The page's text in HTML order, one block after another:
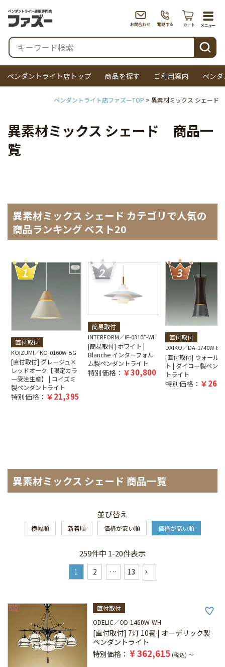
検索
ペンダントライト店トップ 商品を探す ご利用案内 ペン
ペンダントライト店ファズーTOP 異素材ミックス シェード
異素材ミックス シェード 商品一
覧
異素材ミックス シェード カテゴリで人気の
商品ランキング ベスト20
直付取付
KOIZUMI KO-0160W-BG
[直付取付] グレージュ×
レッドオーク【限定カラ
ー受注生産】 | コイズミ
製ペンダントライト
特別価格： 21,395
簡易取付
INTERFORM IF-0310E-WH
[簡易取付] ホワイト |
Blanche インターフォル
ム製ペンダントライト
特別価格： 30,800
直付取付
DAIKO DA-1740W-BR
[直付取付] ウォール
ト | ダイコー製ペン
トライト
特別価格：
異素材ミックス シェード 商品一覧
並び替え
横幅順 新着順 価格が安い順 価格が高い順
259件中 1-20件表示
1 2 … 13
直付取付
ODELIC
OD-1460W-WH
[直付取付] 7灯 10畳 | オーデリック製
ペンダントライト
特別価格
¥362,615 税込 〜